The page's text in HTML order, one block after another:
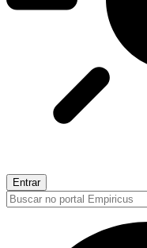
Entrar